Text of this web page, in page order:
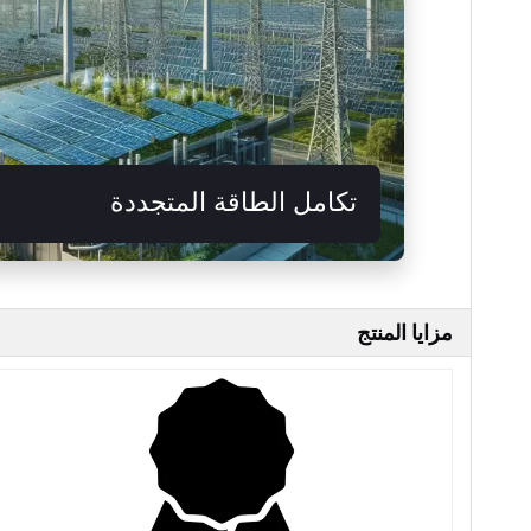
يدعم أنظمة الطاقة الشمسية وطاقة الرياح من
وتعزيز توافق الشبكة.
تكامل الطاقة المتجددة
مزايا المنتج